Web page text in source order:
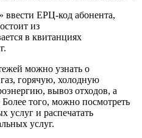
ввести ЕРЦ-код абонента,
из
в квитанциях
можно узнать о
горячую, холодную
вывоз отходов, а
того, можно посмотреть
услуг и распечатать
услуг.